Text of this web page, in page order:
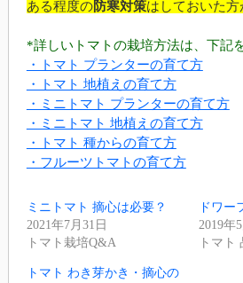
ある程度の防寒対策はしておいた方
*詳しいトマトの栽培方法は、下記
・トマト プランターの育て方
・トマト 地植えの育て方
・ミニトマト プランターの育て方
・ミニトマト 地植えの育て方
・トマト 種からの育て方
・フルーツトマトの育て方
ミニトマト 摘心は必要？
2021年7月31日
トマト栽培Q&A
ドワー
2019年
トマト
トマト わき芽かき・摘心の